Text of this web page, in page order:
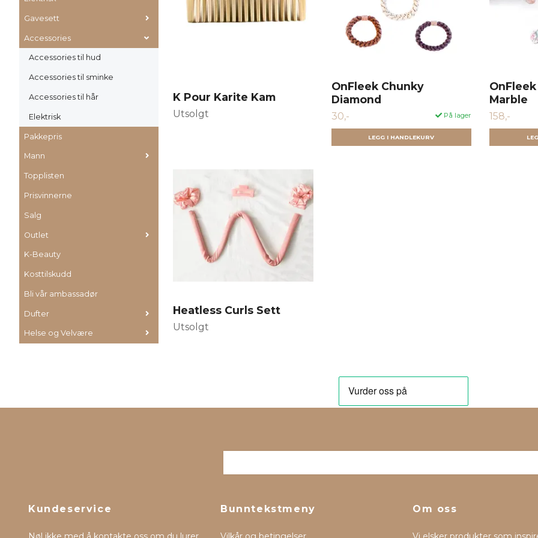
Gavesett
Accessories
Accessories til hud
Accessories til sminke
Accessories til hår
Elektrisk
Pakkepris
Mann
Topplisten
Prisvinnerne
Salg
Outlet
K-Beauty
Kosttilskudd
Bli vår ambassadør
Dufter
Helse og Velvære
K Pour Karite Kam
Utsolgt
OnFleek Chunky
Diamond
30,- På lager
LEGG I HANDLEKURV
Marble
158,-
Heatless Curls Sett
Utsolgt
Kundeservice Bunntekstmeny Om oss